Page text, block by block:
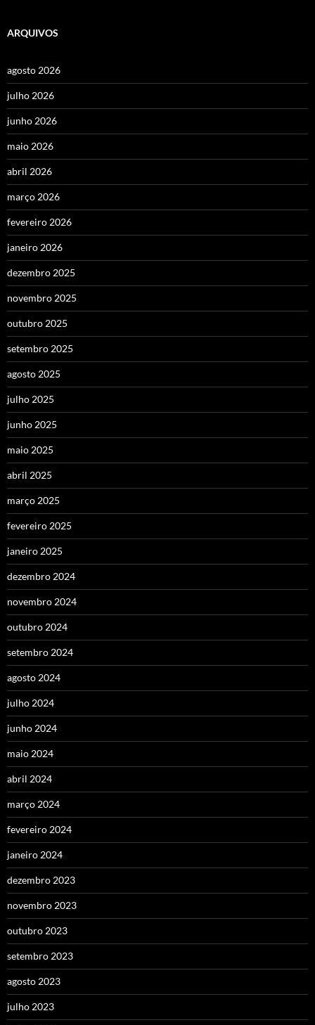
ARQUIVOS
agosto 2026
julho 2026
junho 2026
maio 2026
abril 2026
março 2026
fevereiro 2026
janeiro 2026
dezembro 2025
novembro 2025
outubro 2025
setembro 2025
agosto 2025
julho 2025
junho 2025
maio 2025
abril 2025
março 2025
fevereiro 2025
janeiro 2025
dezembro 2024
novembro 2024
outubro 2024
setembro 2024
agosto 2024
julho 2024
junho 2024
maio 2024
abril 2024
março 2024
fevereiro 2024
janeiro 2024
dezembro 2023
novembro 2023
outubro 2023
setembro 2023
agosto 2023
julho 2023